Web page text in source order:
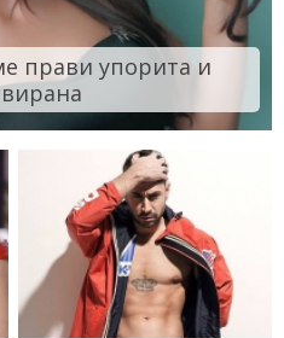
прави упорита и